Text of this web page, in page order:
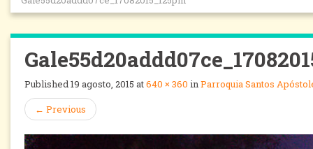
Published19 agosto, 2015 at640 × 360 inParroquia Santos
← Previous